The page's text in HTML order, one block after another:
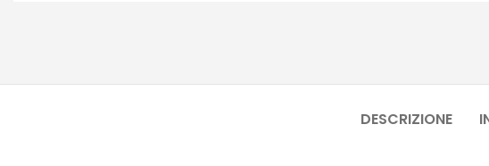
DESCRIZIONE